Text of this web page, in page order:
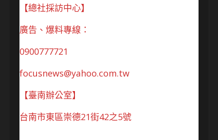
【總社採訪中心】
廣告、爆料專線：
0900777721
focusnews@yahoo.com.tw
【臺南辦公室】
台南市東區崇德21街42之5號